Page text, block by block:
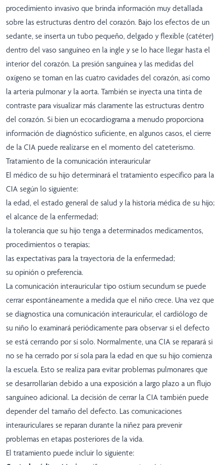
procedimiento invasivo que brinda información muy detallada
sobre las estructuras dentro del corazón. Bajo los efectos de un
sedante, se inserta un tubo pequeño, delgado y flexible (catéter)
dentro del vaso sanguíneo en la ingle y se lo hace llegar hasta el
interior del corazón. La presión sanguínea y las medidas del
oxígeno se toman en las cuatro cavidades del corazón, así como
la arteria pulmonar y la aorta. También se inyecta una tinta de
contraste para visualizar más claramente las estructuras dentro
del corazón. Si bien un ecocardiograma a menudo proporciona
información de diagnóstico suficiente, en algunos casos, el cierre
de la CIA puede realizarse en el momento del cateterismo.
Tratamiento de la comunicación interauricular
El médico de su hijo determinará el tratamiento específico para la
CIA según lo siguiente:
la edad, el estado general de salud y la historia médica de su hijo;
el alcance de la enfermedad;
la tolerancia que su hijo tenga a determinados medicamentos,
procedimientos o terapias;
las expectativas para la trayectoria de la enfermedad;
su opinión o preferencia.
La comunicación interauricular tipo ostium secundum se puede
cerrar espontáneamente a medida que el niño crece. Una vez que
se diagnostica una comunicación interauricular, el cardiólogo de
su niño lo examinará periódicamente para observar si el defecto
se está cerrando por sí solo. Normalmente, una CIA se reparará si
no se ha cerrado por sí sola para la edad en que su hijo comienza
la escuela. Esto se realiza para evitar problemas pulmonares que
se desarrollarían debido a una exposición a largo plazo a un flujo
sanguíneo adicional. La decisión de cerrar la CIA también puede
depender del tamaño del defecto. Las comunicaciones
interauriculares se reparan durante la niñez para prevenir
problemas en etapas posteriores de la vida.
El tratamiento puede incluir lo siguiente: